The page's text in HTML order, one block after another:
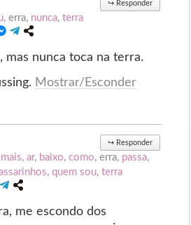
↪ Responder
, erra, nunca,terra
mas nunca toca na terra.
Mostrar/Esconder
↪ Responder
,ar, baixo,como, erra, passa,
,quem sou,terra
me escondo dos